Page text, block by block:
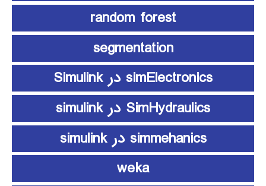
random forest
segmentation
simElectronics در Simulink
SimHydraulics در simulink
simmehanics در simulink
weka